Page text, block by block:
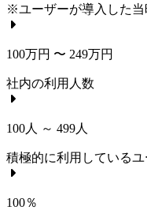
※ユーザーが導入した当
100万円 〜 249万円
社内の利用人数
100人 ～ 499人
積極的に利用している
100％